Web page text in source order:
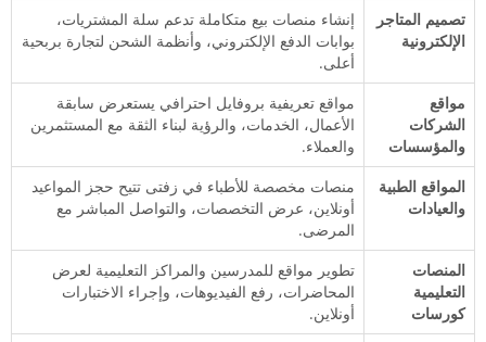
تصميم المتاجر
الإلكترونية
إنشاء منصات بيع متكاملة تدعم سلة المشتريات،
بوابات الدفع الإلكتروني، وأنظمة الشحن لتجارة بربحية
أعلى.
مواقع
الشركات
والمؤسسات
مواقع تعريفية بروفايل احترافي يستعرض سابقة
الأعمال، الخدمات، والرؤية لبناء الثقة مع المستثمرين
والعملاء.
المواقع الطبية
والعيادات
منصات مخصصة للأطباء في زفتى تتيح حجز المواعيد
أونلاين، عرض التخصصات، والتواصل المباشر مع
المرضى.
المنصات
التعليمية
كورسات
تطوير مواقع للمدرسين والمراكز التعليمية لعرض
المحاضرات، رفع الفيديوهات، وإجراء الاختبارات
أونلاين.